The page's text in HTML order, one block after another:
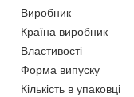
Виробник
Країна виробник
Властивості
Форма випуску
Кількість в упаковці